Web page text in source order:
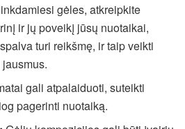
gėles, atkreipkite
ir jų poveikį jūsų nuotaikai,
turi reikšmę, ir taip veikti
gali atpalaiduoti, suteikti
pagerinti nuotaiką.